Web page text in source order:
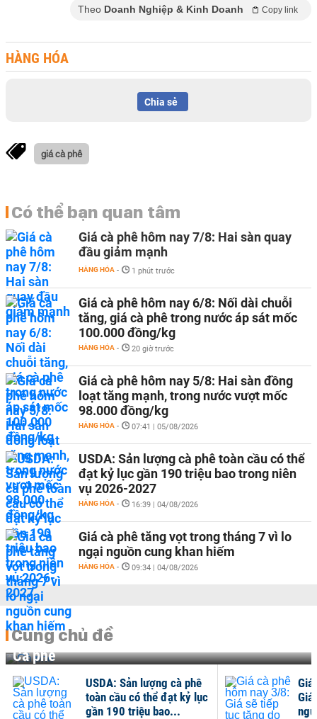
Theo Doanh Nghiệp & Kinh Doanh Copy link
HÀNG HÓA
Chia sẻ
giá cà phê
Có thể bạn quan tâm
Giá cà phê hôm nay 7/8: Hai sàn quay
đầu giảm mạnh
HÀNG HÓA - 1 phút trước
Giá cà phê hôm nay 6/8: Nối dài chuỗi
tăng, giá cà phê trong nước áp sát mốc
100.000 đồng/kg
HÀNG HÓA - 20 giờ trước
Giá cà phê hôm nay 5/8: Hai sàn đồng
loạt tăng mạnh, trong nước vượt mốc
98.000 đồng/kg
HÀNG HÓA - 07:41 | 05/08/2026
USDA: Sản lượng cà phê toàn cầu có thể
đạt kỷ lục gần 190 triệu bao trong niên
vụ 2026-2027
HÀNG HÓA - 16:39 | 04/08/2026
Giá cà phê tăng vọt trong tháng 7 vì lo
ngại nguồn cung khan hiếm
HÀNG HÓA - 09:34 | 04/08/2026
Cùng chủ đề
Cà phê
cà phê
thể đạt kỷ lục
bao...
Giá cà phê hôm nay 3/8:
Giá sẽ tiếp tục tăng do
nguồn cung hạn chế?